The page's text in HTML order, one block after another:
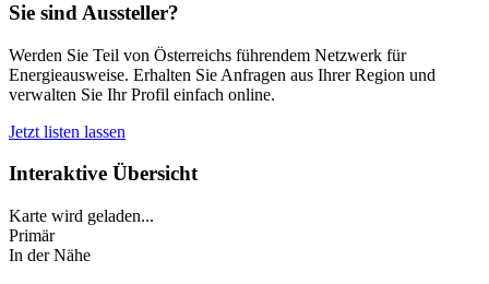
Sie sind Aussteller?
Werden Sie Teil von Österreichs führendem Netzwerk für
Energieausweise. Erhalten Sie Anfragen aus Ihrer Region und
verwalten Sie Ihr Profil einfach online.
Jetzt listen lassen
Interaktive Übersicht
Karte wird geladen...
Primär
In der Nähe